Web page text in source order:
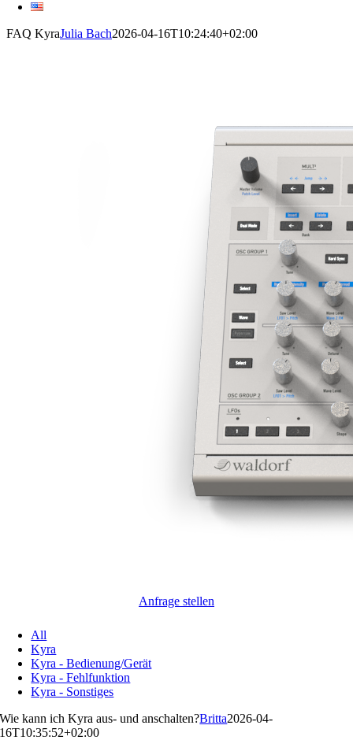
FAQ KyraJulia Bach2026-04-16T10:24:40+02:00
Anfrage stellen
All
Kyra
Kyra - Bedienung/Gerät
Kyra - Fehlfunktion
Kyra - Sonstiges
Wie kann ich Kyra aus- und anschalten?Britta2026-04-
16T10:35:52+02:00